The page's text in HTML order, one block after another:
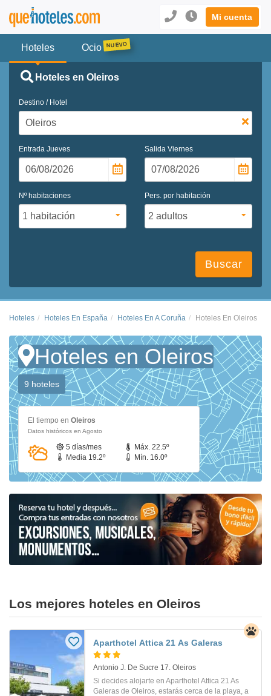
Mi cuenta
Hoteles Ocio
Hoteles en Oleiros
Destino / Hotel
Entrada Jueves Salida Viernes
Nº habitaciones Pers. por habitación
Buscar
Hoteles Hoteles En España Hoteles En A Coruña Hoteles En Oleiros
Hoteles en Oleiros
9 hoteles
El tiempo en Oleiros
Datos históricos en Agosto
5 días/mes
Máx. 22.5º
Media 19.2º
Mín. 16.0º
Los mejores hoteles en Oleiros
Aparthotel Attica 21 As Galeras
Antonio J. De Sucre 17. Oleiros
Si decides alojarte en Aparthotel Attica 21 As
Galeras de Oleiros, estarás cerca de la playa, a